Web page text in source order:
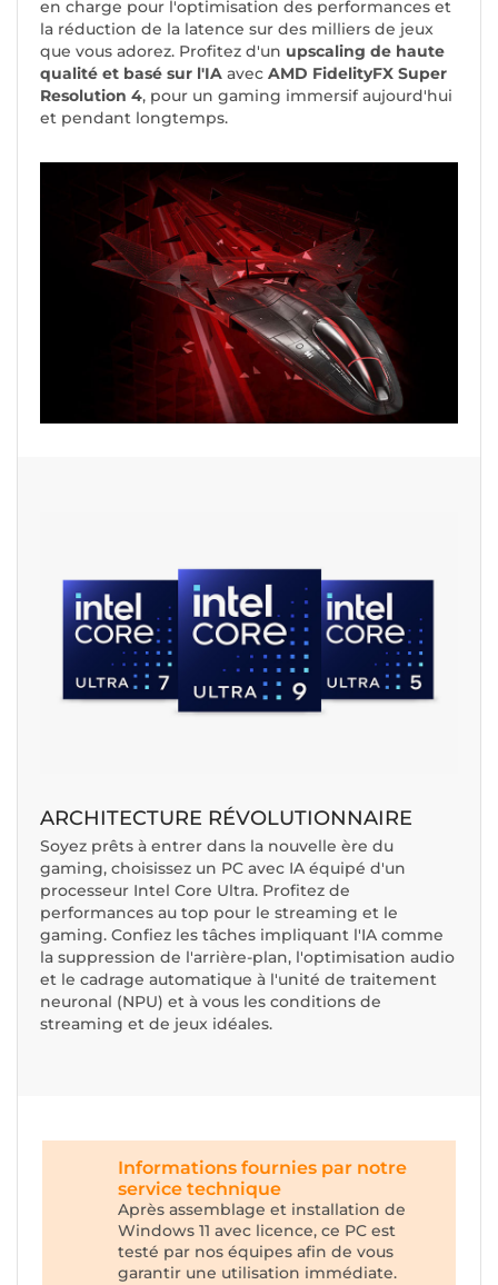
en charge pour l'optimisation des performances et
la réduction de la latence sur des milliers de jeux
que vous adorez. Profitez d'un upscaling de haute
qualité et basé sur l'IA avec AMD FidelityFX Super
Resolution 4, pour un gaming immersif aujourd'hui
et pendant longtemps.
ARCHITECTURE RÉVOLUTIONNAIRE
Soyez prêts à entrer dans la nouvelle ère du
gaming, choisissez un PC avec IA équipé d'un
processeur Intel Core Ultra. Profitez de
performances au top pour le streaming et le
gaming. Confiez les tâches impliquant l'IA comme
la suppression de l'arrière-plan, l'optimisation audio
et le cadrage automatique à l'unité de traitement
neuronal (NPU) et à vous les conditions de
streaming et de jeux idéales.
Informations fournies par notre
service technique
Après assemblage et installation de
Windows 11 avec licence, ce PC est
testé par nos équipes afin de vous
garantir une utilisation immédiate.